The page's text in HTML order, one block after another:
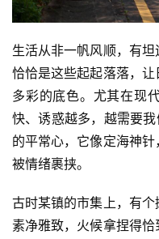
生活从非一帆风顺，有
恰恰是这些起起落落，
多彩的底色。尤其在现
快、诱惑越多，越需要
的平常心，它像定海神
被情绪裹挟。
古时某镇的市集上，有
素净雅致，火候拿捏得